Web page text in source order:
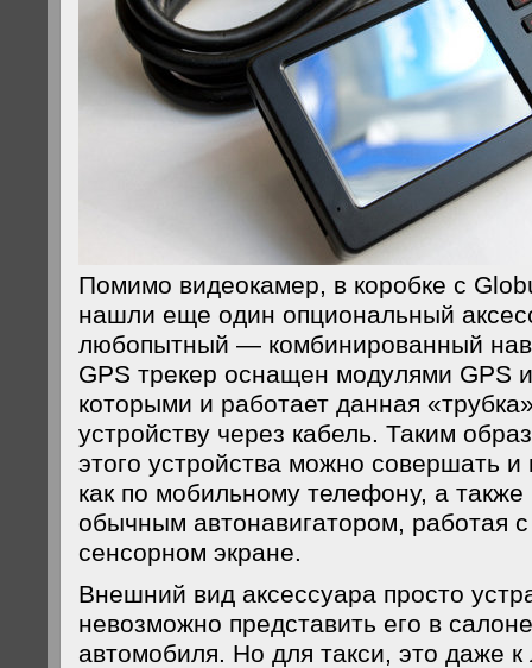
Помимо видеокамер, в коробке с
нашли еще один опциональный
любопытный — комбинированный
GPS трекер оснащен модулями GPS
которыми и работает данная
устройству через кабель. Таким
этого устройства можно совершать и
как по мобильному телефону, а также
обычным автонавигатором, работая
сенсорном экране.
Внешний вид аксессуара просто
невозможно представить его в
автомобиля. Но для такси, это даже